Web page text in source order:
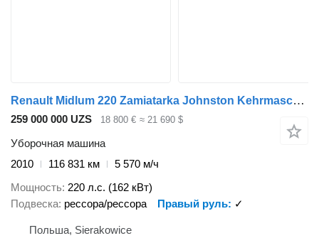
Renault Midlum 220 Zamiatarka Johnston Kehrmaschine
259 000 000 UZS 18 800 € ≈ 21 690 $
Уборочная машина
2010
116 831 км
5 570 м/ч
Мощность 220 л.с. (162 кВт)
Подвеска рессора/рессора Правый руль ✓
Польша, Sierakowice